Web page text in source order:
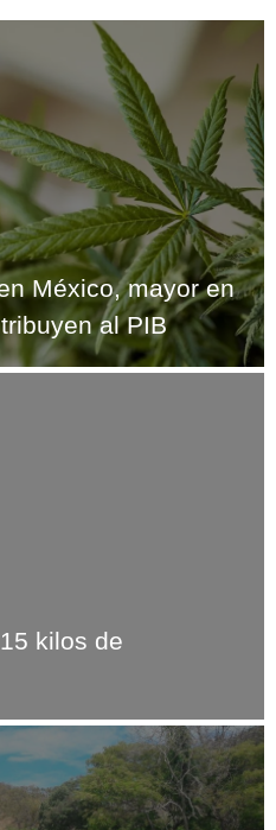
México, mayor en
al PIB
kilos de